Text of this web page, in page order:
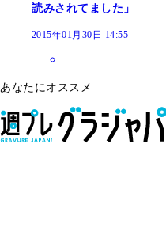
読みされてました」
2015年01月30日 14:55
あなたにオススメ